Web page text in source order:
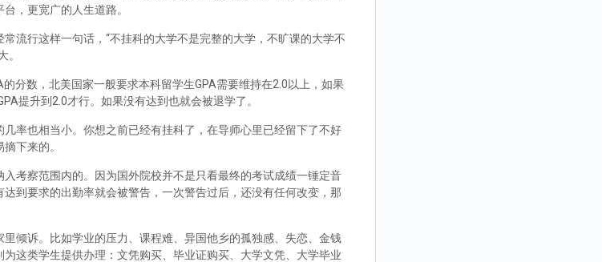
，更宽广的人生道路。
流行这样一句话，“不挂科的大学不是完整的大学，不旷课的大学不
。
分数，北美国家一般要求本科留学生GPA需要维持在2.0以上，如果
提升到2.0才行。如果没有达到也就会被退学了。
率也相当小。你想之前已经有挂科了，在导师心里已经留下了不好
下来的。
考察范围内的。因为国外院校并不是只看最终的考试成绩一锤定音
到要求的出勤率就会被警告，一次警告过后，还没有任何改变，那
倾诉。比如学业的压力、课程难、异国他乡的孤独感、失恋、金钱
这类学生提供办理：文凭购买、毕业证购买、大学文凭、大学毕业